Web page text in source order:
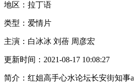
地区： 拉丁语
类型： 爱情片
主演： 白冰冰 刘蓓 周彦宏
更新时间： 2021-08-17 10:08:27
简介： 红姐高手心水论坛长安街知事